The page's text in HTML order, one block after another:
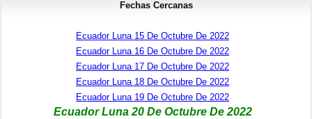
Fechas Cercanas
Ecuador Luna 15 De Octubre De 2022
Ecuador Luna 16 De Octubre De 2022
Ecuador Luna 17 De Octubre De 2022
Ecuador Luna 18 De Octubre De 2022
Ecuador Luna 19 De Octubre De 2022
Ecuador Luna 20 De Octubre De 2022